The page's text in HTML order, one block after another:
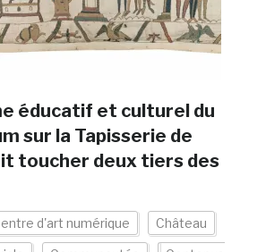
éducatif et culturel du
sur la Tapisserie de
toucher deux tiers des
d'art numérique Château